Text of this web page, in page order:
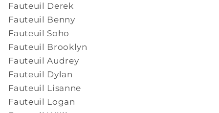
Fauteuil Derek
Fauteuil Benny
Fauteuil Soho
Fauteuil Brooklyn
Fauteuil Audrey
Fauteuil Dylan
Fauteuil Lisanne
Fauteuil Logan